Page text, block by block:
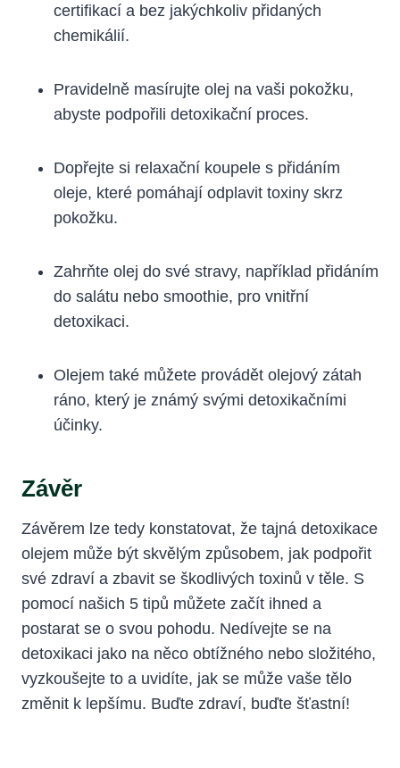
certifikací a bez jakýchkoliv přidaných
chemikálií.
Pravidelně masírujte olej na vaši pokožku,
abyste podpořili detoxikační proces.
Dopřejte si relaxační koupele s přidáním
oleje, které pomáhají odplavit toxiny skrz
pokožku.
Zahrňte olej do své stravy, například přidáním
do salátu nebo smoothie, pro vnitřní
detoxikaci.
Olejem také můžete provádět olejový zátah
ráno, který je známý svými detoxikačními
účinky.
Závěr
Závěrem lze tedy konstatovat, že tajná detoxikace
olejem může být skvělým způsobem, jak podpořit
své zdraví a zbavit se škodlivých toxinů v těle. S
pomocí našich 5 tipů můžete začít ihned a
postarat se o svou pohodu. Nedívejte se na
detoxikaci jako na něco obtížného nebo složitého,
vyzkoušejte to a uvidíte, jak se může vaše tělo
změnit k lepšímu. Buďte zdraví, buďte šťastní!